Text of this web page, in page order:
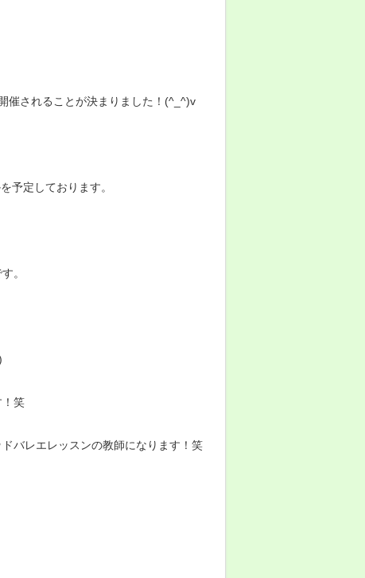
催されることが決まりました！(^_^)v
予定しております。
。
！笑
バレエレッスンの教師になります！笑